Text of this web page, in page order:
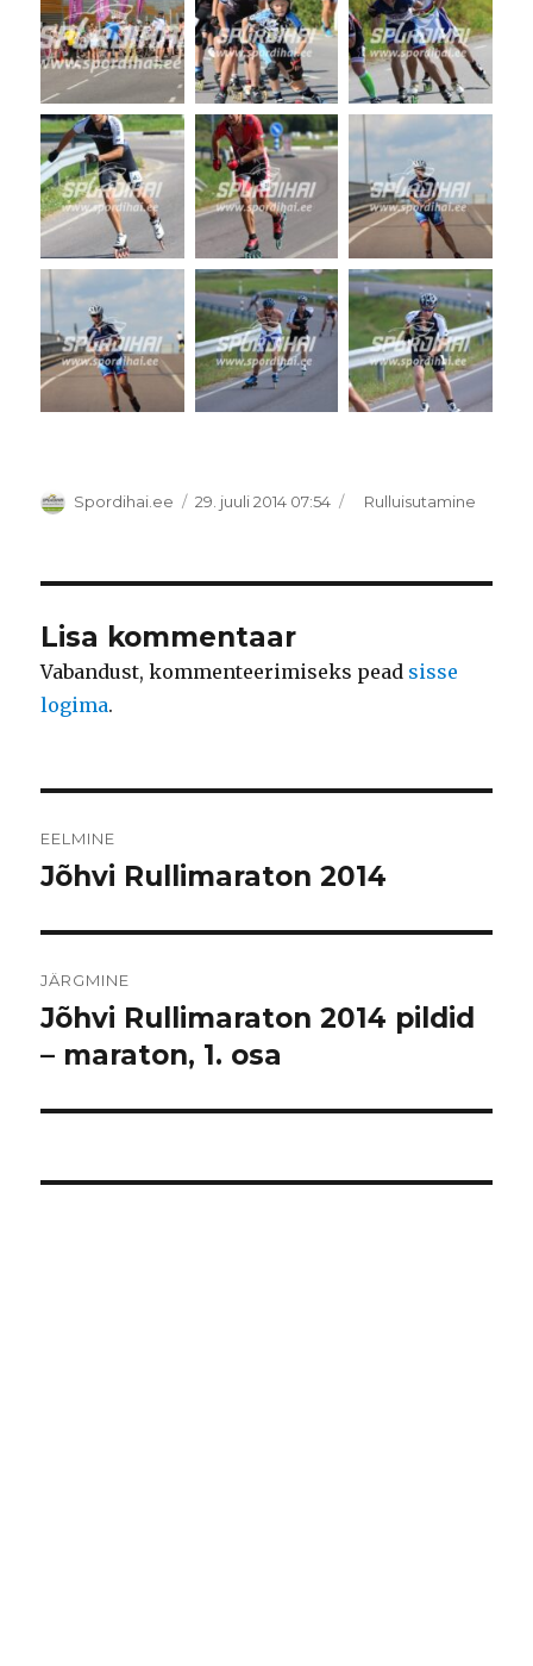
Autor
Spordihai.ee Postitatud
29. juuli 2014 07:54 Rubriigid
Rulluisutamine
Lisa kommentaar
Vabandust, kommenteerimiseks pead sisse
logima.
EELMINE
Eelmine
Jõhvi Rullimaraton 2014
JÄRGMINE
Järgmine
postitus:
Jõhvi Rullimaraton 2014 pildid
– maraton, 1. osa